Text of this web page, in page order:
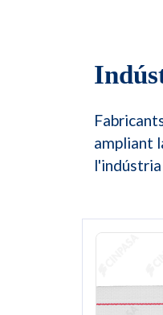
ampliant